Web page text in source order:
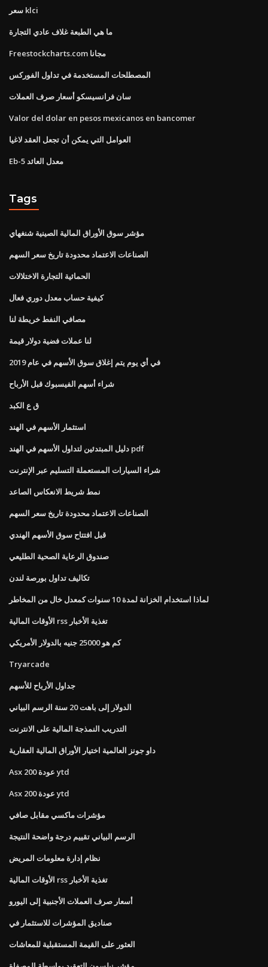
سعر klci
ما هي الطبعة غلاف عادي التجارة
Freestockcharts.com مجانا
المصطلحات المستخدمة في تداول الفوركس
سان فرانسيسكو أسعار صرف العملات
Valor del dolar en pesos mexicanos en bancomer
العوامل التي يمكن أن تجعل العقد لاغيا
Eb-5 معدل العائد
Tags
مؤشر سوق الأوراق المالية الصينية شنغهاي
الصناعات الاعتماد محدودة تاريخ سعر السهم
الحمائية التجارة الاختلالات
كيفية حساب معدل دوري فعال
مصافي النفط خريطة لنا
لنا عملات فضية دولار قيمة
في أي يوم يتم إغلاق سوق الأسهم في عام 2019
شراء أسهم الفيسبوك قبل الأرباح
ق ع الكبد
استثمار الأسهم في الهند
دليل المبتدئين لتداول الأسهم في الهند pdf
شراء السيارات المستعملة التسليم عبر الإنترنت
نمط شريط الانعكاس الصاعد
الصناعات الاعتماد محدودة تاريخ سعر السهم
قبل افتتاح سوق الأسهم الهندي
صندوق الرعاية الصحية الطليعي
تكاليف تداول بورصة لندن
لماذا استخدام الخزانة لمدة 10 سنوات كمعدل خال من المخاطر
الأوقات المالية rss تغذية الأخبار
كم هو 25000 جنيه بالدولار الأمريكي
Tryarcade
جداول الأرباح للأسهم
الدولار إلى باهت 20 سنة الرسم البياني
التدريب النمذجة المالية على الانترنت
داو جونز العالمية اختيار الأوراق المالية العقارية
Asx 200 عودة ytd
Asx 200 عودة ytd
مؤشرات ماكسي مقابل صافي
الرسم البياني تقييم درجة واضحة النتيجة
نظام إدارة معلومات المريض
الأوقات المالية rss تغذية الأخبار
أسعار صرف العملات الأجنبية إلى اليورو
صناديق المؤشرات للاستثمار في
العثور على القيمة المستقبلية للمعاشات